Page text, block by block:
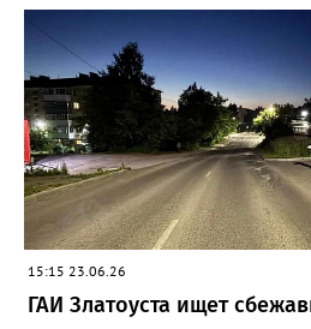
15:15 23.06.26
ГАИ Златоуста ищет